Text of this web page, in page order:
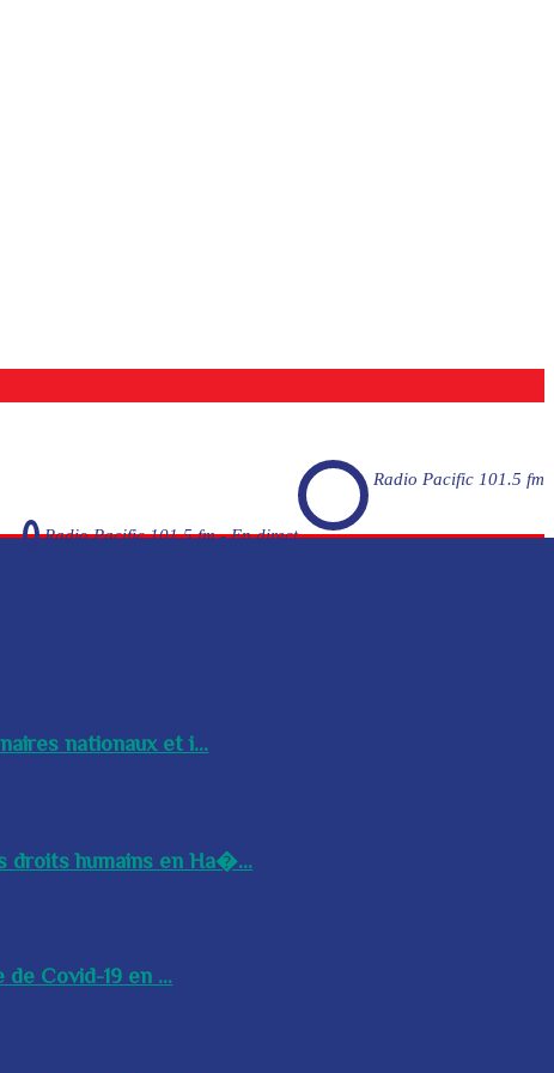
Radio Pacific 101.5 fm
Radio Pacific 101.5 fm - En direct
nationaux et i...
droits humains en Ha�...
Covid-19 en ...